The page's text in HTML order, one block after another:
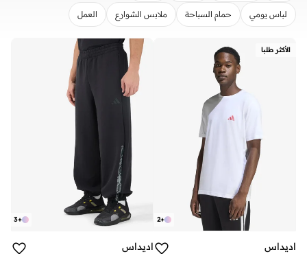
لباس يومي حمام السباحة ملابس الشوارع العمل
تطبيق
الأكثر طلبا
+
2
اديداس
+
3
اديداس